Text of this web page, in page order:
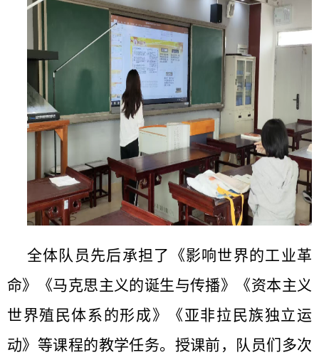
全体队员先后承担了《影响世界的工业革
命》《马克思主义的诞生与传播》《资本主义
世界殖民体系的形成》《亚非拉民族独立运
动》等课程的教学任务。授课前，队员们多次